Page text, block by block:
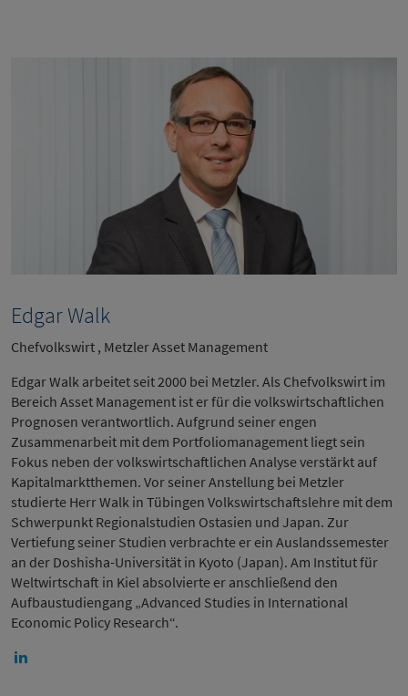
Edgar Walk
Chefvolkswirt , Metzler Asset Management
Edgar Walk arbeitet seit 2000 bei Metzler. Als Chefvolkswirt im
Bereich Asset Management ist er für die volkswirtschaftlichen
Prognosen verantwortlich. Aufgrund seiner engen
Zusammenarbeit mit dem Portfoliomanagement liegt sein
Fokus neben der volkswirtschaftlichen Analyse verstärkt auf
Kapitalmarktthemen. Vor seiner Anstellung bei Metzler
studierte Herr Walk in Tübingen Volkswirtschaftslehre mit dem
Schwerpunkt Regionalstudien Ostasien und Japan. Zur
Vertiefung seiner Studien verbrachte er ein Auslandssemester
an der Doshisha-Universität in Kyoto (Japan). Am Institut für
Weltwirtschaft in Kiel absolvierte er anschließend den
Aufbaustudiengang „Advanced Studies in International
Economic Policy Research“.